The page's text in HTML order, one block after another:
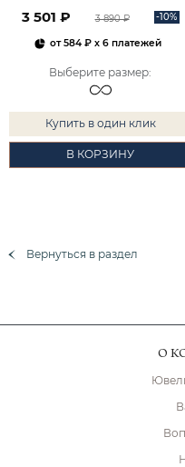
3 501 ₽ 3 890 ₽ -10%
от584 ₽ x 6 платежей
Выберите размер:
Купить в один клик
В КОРЗИНУ
Вернуться в раздел
О